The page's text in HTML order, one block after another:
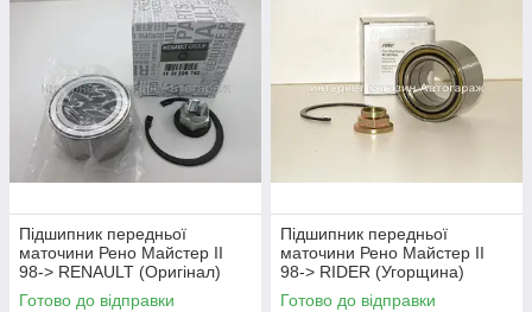
Підшипник передньої
маточини Рено Майстер II
98-> RENAULT (Оригінал)
7701206740
Готово до відправки
Підшипник передньої
маточини Рено Майстер II
98-> RIDER (Угорщина)
RD34155564
Готово до відправки